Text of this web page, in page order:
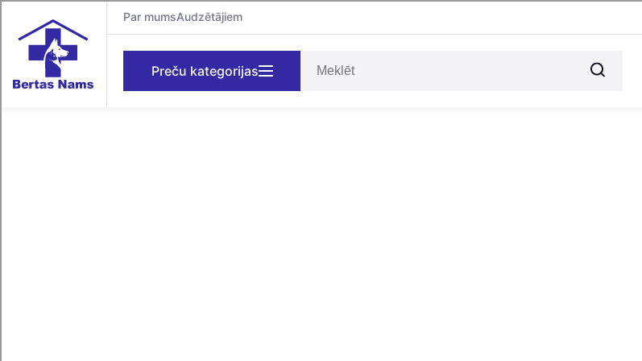
Par mumsAudzētājiem
Preču kategorijas